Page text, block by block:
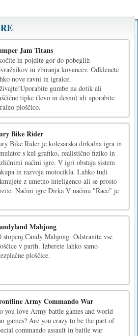
Jam Titans
in pojdite gor do pobeglih
in zbiranja kovancev. Odklenete
nove ravni in igralce.
gumbe na dotik ali
tipke (levo in desno) ali uporabite
ploščico.
Bike Rider
Bike Rider je kolesarska dirkalna igra in
s kul grafiko, realistično fiziko in
načini igre. V igri obstaja sistem
in razvoja motocikla. Lahko tudi
z umetno inteligenco ali se prosto
Načini igre Dirka V načinu "Race" je
Mahjong
stopenj Candy Mahjong. Odstranite vse
v parih. Izberete lahko samo
ploščice.
Army Commando War
you love Army battle games and world
games? Are you crazy to be the part of
commando assault in battle war